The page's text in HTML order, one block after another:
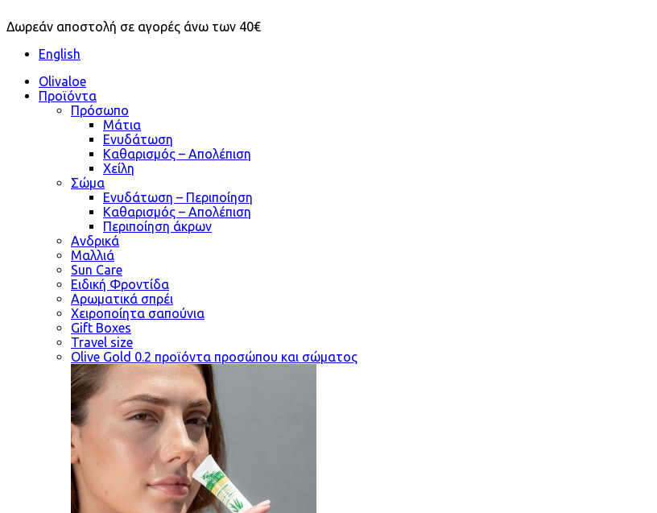
Δωρεάν αποστολή σε αγορές άνω των 40€
English
Olivaloe
Προϊόντα
Πρόσωπο
Μάτια
Ενυδάτωση
Καθαρισμός – Απολέπιση
Χείλη
Σώμα
Ενυδάτωση – Περιποίηση
Καθαρισμός – Απολέπιση
Περιποίηση άκρων
Ανδρικά
Μαλλιά
Sun Care
Ειδική Φροντίδα
Αρωματικά σπρέι
Χειροποίητα σαπούνια
Gift Boxes
Travel size
Olive Gold 0.2 προϊόντα προσώπου και σώματος